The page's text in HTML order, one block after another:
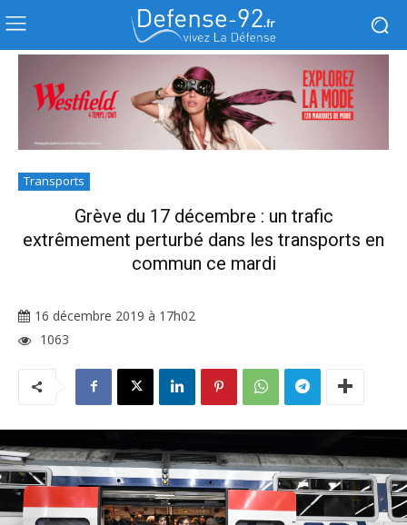
Transports
Grève du 17 décembre : un trafic
extrêmement perturbé dans les transports en
commun ce mardi
16 décembre 2019 à 17h02
1063